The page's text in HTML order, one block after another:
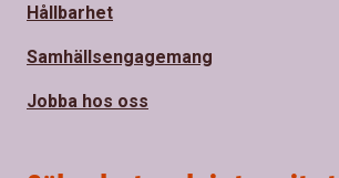
Hållbarhet
Samhällsengagemang
Jobba hos oss